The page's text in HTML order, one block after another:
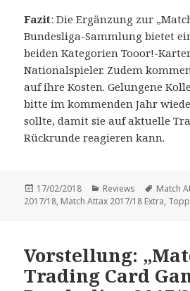
Fazit: Die Ergänzung zur
Bundesliga-Sammlung bietet
beiden Kategorien Tooor!-
Nationalspieler. Zudem
auf ihre Kosten. Gelungene
bitte im kommenden Jahr
sollte, damit sie auf aktuelle
Rückrunde reagieren kann.
Veröffentlicht
am
17/02/2018 Kategorien
Reviews Match
2017/18, Match Attax 2017/18 Extra,
Vorstellung:
Trading Card